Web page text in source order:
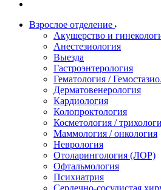
Взрослое отделение
Акушерство и
Анестезиология
Выезда
Гастроэнтерология
Гематология /
Дерматовенерология
Кардиология
Колопроктология
Косметология /
Маммология / онкология
Неврология
Отоларингология (ЛОР)
Офтальмология
Психиатрия
Сердечно-сосудистая